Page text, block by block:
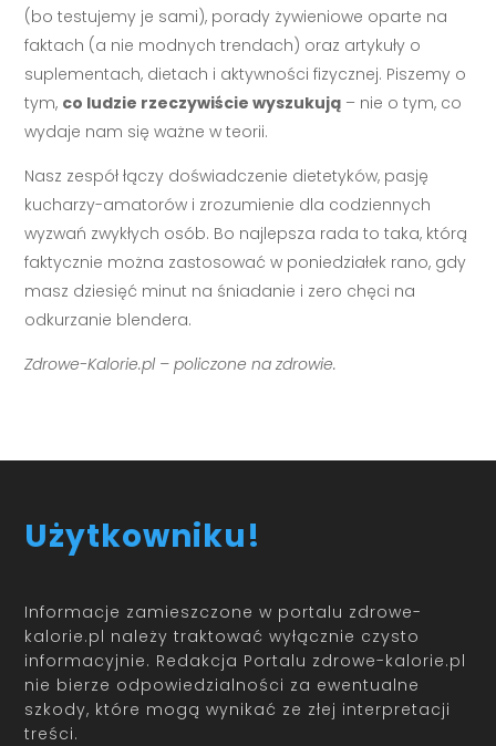
(bo testujemy je sami), porady żywieniowe oparte na
faktach (a nie modnych trendach) oraz artykuły o
suplementach, dietach i aktywności fizycznej. Piszemy o
tym, co ludzie rzeczywiście wyszukują – nie o tym, co
wydaje nam się ważne w teorii.
Nasz zespół łączy doświadczenie dietetyków, pasję
kucharzy-amatorów i zrozumienie dla codziennych
wyzwań zwykłych osób. Bo najlepsza rada to taka, którą
faktycznie można zastosować w poniedziałek rano, gdy
masz dziesięć minut na śniadanie i zero chęci na
odkurzanie blendera.
Zdrowe-Kalorie.pl – policzone na zdrowie.
Użytkowniku!
Informacje zamieszczone w portalu zdrowe-
kalorie.pl należy traktować wyłącznie czysto
informacyjnie. Redakcja Portalu zdrowe-kalorie.pl
nie bierze odpowiedzialności za ewentualne
szkody, które mogą wynikać ze złej interpretacji
treści.